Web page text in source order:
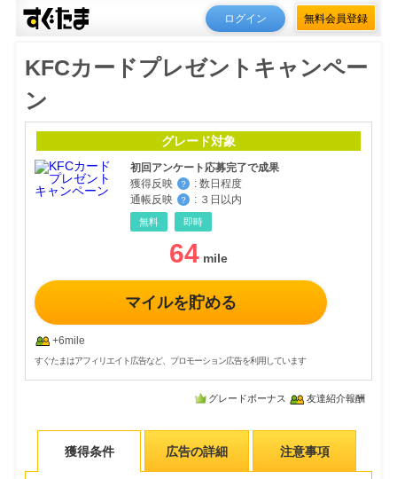
ログイン 無料会員登録
KFCカードプレゼントキャンペー
ン
グレード対象
初回アンケート応募完了で成果
獲得反映
？ : 数日程度
通帳反映
？ : ３日以内
無料 即時
64
マイルを貯める
+6mile
すぐたまはアフィリエイト広告など、プロモーション広告を利用しています
グレードボーナス 友達紹介報酬
獲得条件 広告の詳細 注意事項